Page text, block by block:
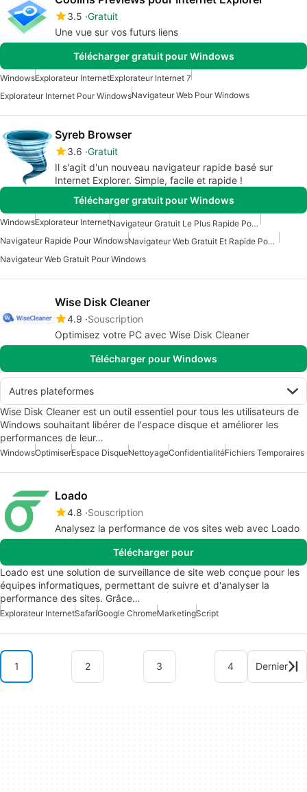
3.5 Gratuit
Une vue sur vos futurs liens
Télécharger gratuit pour Windows
WindowsExplorateur InternetExplorateur Internet 7
Explorateur Internet Pour WindowsNavigateur Web Pour Windows
Syreb Browser
3.6 Gratuit
Il s'agit d'un nouveau navigateur rapide basé sur
Internet Explorer. Simple, facile et rapide !
Télécharger gratuit pour Windows
WindowsExplorateur Internet
Navigateur Gratuit Le Plus Rapide Pour Windows
Navigateur Rapide Pour Windows
Navigateur Web Gratuit Et Rapide Pour Windows
Navigateur Web Gratuit Pour Windows
Wise Disk Cleaner
4.9 Souscription
Optimisez votre PC avec Wise Disk Cleaner
Télécharger pour Windows
Autres plateformes
Wise Disk Cleaner est un outil essentiel pour tous les utilisateurs de
Windows souhaitant libérer de l'espace disque et améliorer les
performances de leur…
WindowsOptimiserEspace DisqueNettoyageConfidentialitéFichiers Temporaires
Loado
4.8 Souscription
Analysez la performance de vos sites web avec Loado
Télécharger pour
Loado est une solution de surveillance de site web conçue pour les
équipes informatiques, permettant de suivre et d'analyser la
performance des sites. Grâce…
Explorateur InternetSafariGoogle ChromeMarketingScript
1 2 3 4 Dernier